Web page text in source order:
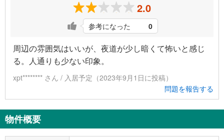
2.0
参考になった 0
周辺の雰囲気はいいが、夜道が少し暗くて怖いと感じ
る。人通りも少ない印象。
xpt******** さん / 入居予定（2023年9月1日に投稿）
問題を報告する
物件概要